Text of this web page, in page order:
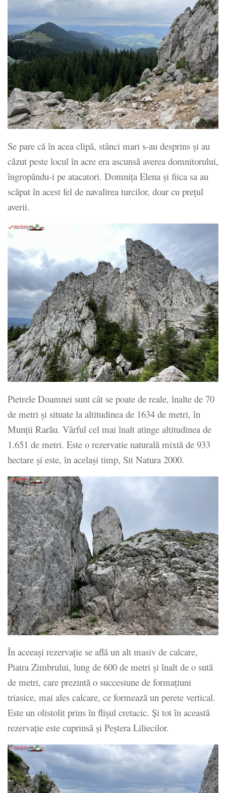
Se pare că în acea clipă, stânci mari s-au desprins şi au
căzut peste locul în acre era ascunsă averea domnitorului,
îngropându-i pe atacatori. Domniţa Elena şi fiica sa au
scăpat în acest fel de navalirea turcilor, doar cu preţul
averii.
Pietrele Doamnei sunt cât se poate de reale, înalte de 70
de metri şi situate la altitudinea de 1634 de metri, în
Munţii Rarău. Vârful cel mai înalt atinge altitudinea de
1.651 de metri. Este o rezervatie naturală mixtă de 933
hectare şi este, în acelaşi timp, Sit Natura 2000.
În aceeași rezervație se află un alt masiv de calcare,
Piatra Zimbrului, lung de 600 de metri și înalt de o sută
de metri, care prezintă o succesiune de formațiuni
triasice, mai ales calcare, ce formează un perete vertical.
Este un olistolit prins în flișul cretacic. Și tot în această
rezervație este cuprinsă și Peștera Liliecilor.